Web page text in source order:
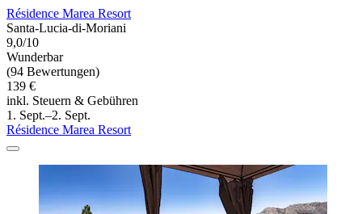
Résidence Marea Resort
Santa-Lucia-di-Moriani
9,0/10
Wunderbar
(94 Bewertungen)
139 €
inkl. Steuern & Gebühren
1. Sept.–2. Sept.
Résidence Marea Resort